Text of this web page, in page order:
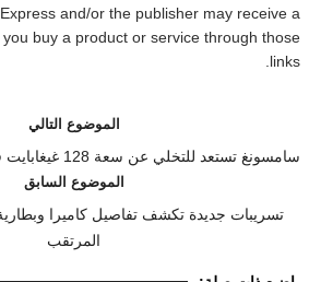
and/or the publisher may receive a
buy a product or service through those
links.
الموضوع التالي
سامسونغ تستعد للتخلي عن سعة 128 غيغابايت في سلسلة Galaxy S26
الموضوع السابق
المرتقب